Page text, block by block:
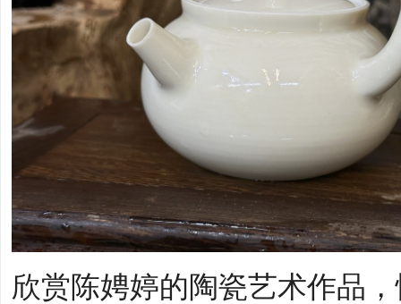
欣赏陈娉婷的陶瓷艺术作品